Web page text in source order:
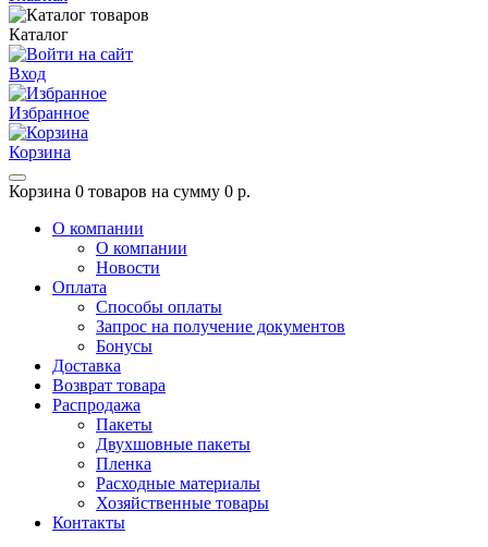
Каталог
Вход
Избранное
Корзина
Корзина 0 товаров на сумму 0 р.
О компании
О компании
Новости
Оплата
Способы оплаты
Запрос на получение документов
Бонусы
Доставка
Возврат товара
Распродажа
Пакеты
Двухшовные пакеты
Пленка
Расходные материалы
Хозяйственные товары
Контакты